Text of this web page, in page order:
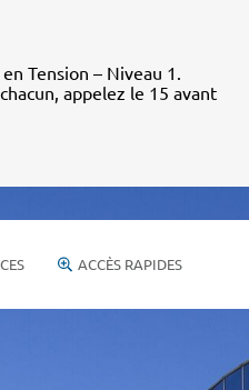
Tension – Niveau 1.
appelez le 15 avant
ACCÈS RAPIDES